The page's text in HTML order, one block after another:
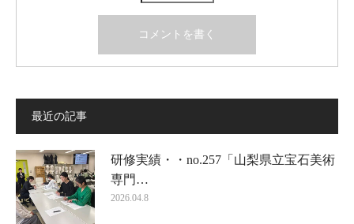
最近の記事
研修実績・・no.257「山梨県立宝石美術
専門…
2026.04.8